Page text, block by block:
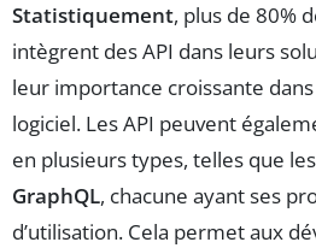
Statistiquement, plus de 80%
intègrent des API dans leurs
leur importance croissante
logiciel. Les API peuvent
en plusieurs types, telles que
GraphQL, chacune ayant ses
d’utilisation. Cela permet aux